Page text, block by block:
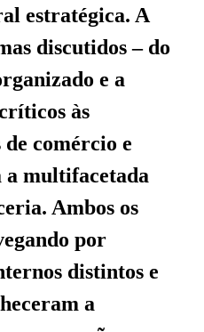
estratégica. A
discutidos – do
e a
às
de comércio e
a multifacetada
Ambos os
por
distintos e
a